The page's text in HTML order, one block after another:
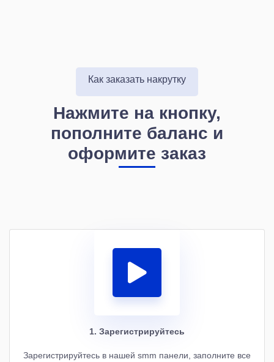
Как заказать накрутку
Нажмите на кнопку,
пополните баланс и
оформите заказ
1. Зарегистрируйтесь
Зарегистрируйтесь в нашей smm панели, заполните все